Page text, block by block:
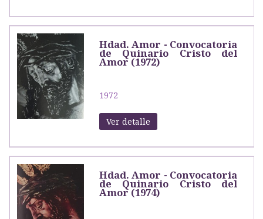
Hdad. Amor - Convocatoria
de Quinario Cristo del
Amor (1972)
1972
Ver detalle
Hdad. Amor - Convocatoria
de Quinario Cristo del
Amor (1974)